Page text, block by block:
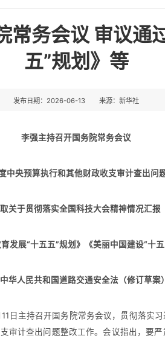
常务会议 审议通
五”规划》等
发布日期：2026-06-13 来源：新华社
李强主持召开国务院常务会议
中央预算执行和其他财政收支审计查出问
关于贯彻落实全国科技大会精神情况汇报
发展“十五五”规划》《美丽中国建设“十五
华人民共和国道路交通安全法（修订草案
主持召开国务院常务会议，贯彻落实
审计查出问题整改工作。会议指出，要